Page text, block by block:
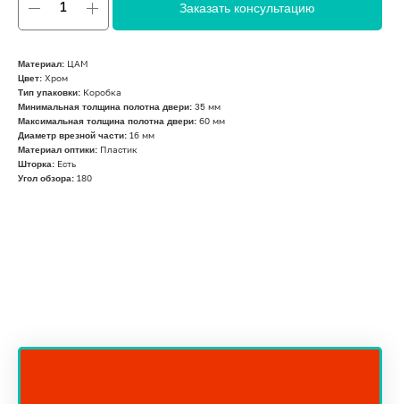
Заказать консультацию
Материал: ЦАМ
Цвет: Хром
Тип упаковки: Коробка
Минимальная толщина полотна двери: 35 мм
Максимальная толщина полотна двери: 60 мм
Диаметр врезной части: 16 мм
Материал оптики: Пластик
Шторка: Есть
Угол обзора: 180